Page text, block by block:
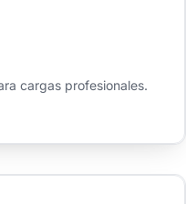
cargas profesionales.